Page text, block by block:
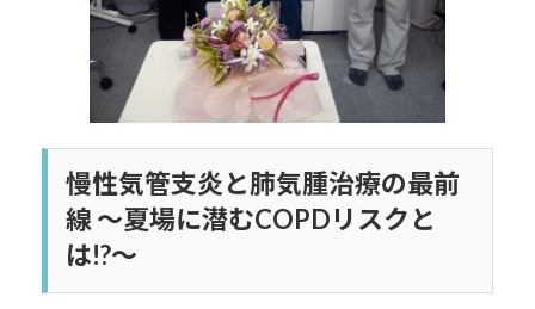
慢性気管支炎と肺気腫治療の最前
線 ～夏場に潜むCOPDリスクと
は!?～